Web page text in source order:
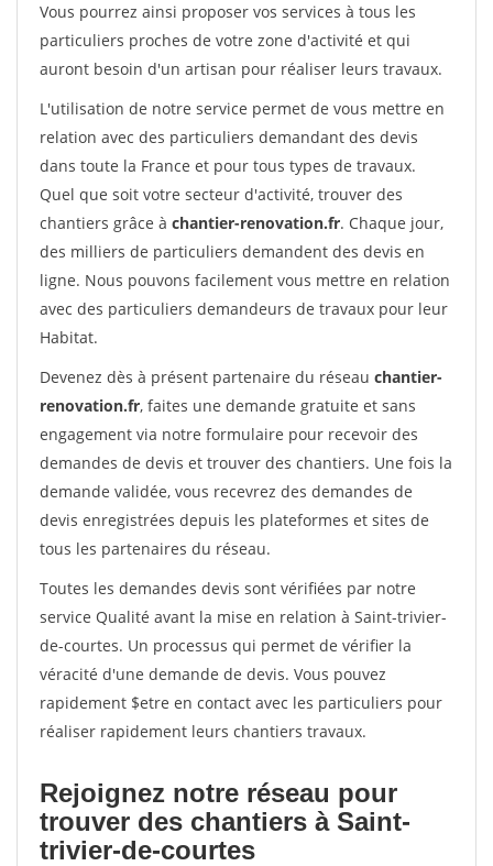
Vous pourrez ainsi proposer vos services à tous les
particuliers proches de votre zone d'activité et qui
auront besoin d'un artisan pour réaliser leurs travaux.
L'utilisation de notre service permet de vous mettre en
relation avec des particuliers demandant des devis
dans toute la France et pour tous types de travaux.
Quel que soit votre secteur d'activité, trouver des
chantiers grâce à chantier-renovation.fr. Chaque jour,
des milliers de particuliers demandent des devis en
ligne. Nous pouvons facilement vous mettre en relation
avec des particuliers demandeurs de travaux pour leur
Habitat.
Devenez dès à présent partenaire du réseau chantier-
renovation.fr, faites une demande gratuite et sans
engagement via notre formulaire pour recevoir des
demandes de devis et trouver des chantiers. Une fois la
demande validée, vous recevrez des demandes de
devis enregistrées depuis les plateformes et sites de
tous les partenaires du réseau.
Toutes les demandes devis sont vérifiées par notre
service Qualité avant la mise en relation à Saint-trivier-
de-courtes. Un processus qui permet de vérifier la
véracité d'une demande de devis. Vous pouvez
rapidement $etre en contact avec les particuliers pour
réaliser rapidement leurs chantiers travaux.
Rejoignez notre réseau pour
trouver des chantiers à Saint-
trivier-de-courtes